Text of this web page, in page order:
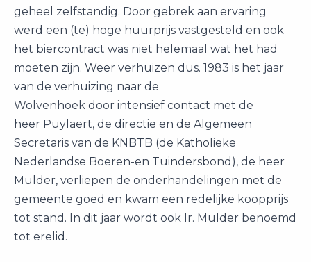
geheel zelfstandig. Door gebrek aan ervaring
werd een (te) hoge huurprijs vastgesteld en ook
het biercontract was niet helemaal wat het had
moeten zijn. Weer verhuizen dus. 1983 is het jaar
van de verhuizing naar de
Wolvenhoek door intensief contact met de
heer Puylaert, de directie en de Algemeen
Secretaris van de KNBTB (de Katholieke
Nederlandse Boeren-en Tuindersbond), de heer
Mulder, verliepen de onderhandelingen met de
gemeente goed en kwam een redelijke koopprijs
tot stand. In dit jaar wordt ook Ir. Mulder benoemd
tot erelid.